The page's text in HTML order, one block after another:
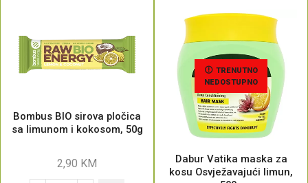
Bombus BIO sirova pločica
sa limunom i kokosom, 50g
2,90 KM
TRENUTNO
NEDOSTUPNO
Dabur Vatika maska za
kosu Osvježavajući limun,